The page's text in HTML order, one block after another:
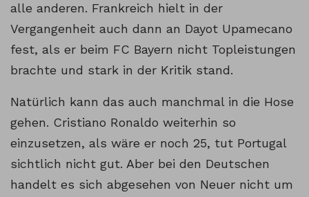
alle anderen. Frankreich hielt in der
Vergangenheit auch dann an Dayot Upamecano
fest, als er beim FC Bayern nicht Topleistungen
brachte und stark in der Kritik stand.
Natürlich kann das auch manchmal in die Hose
gehen. Cristiano Ronaldo weiterhin so
einzusetzen, als wäre er noch 25, tut Portugal
sichtlich nicht gut. Aber bei den Deutschen
handelt es sich abgesehen von Neuer nicht um